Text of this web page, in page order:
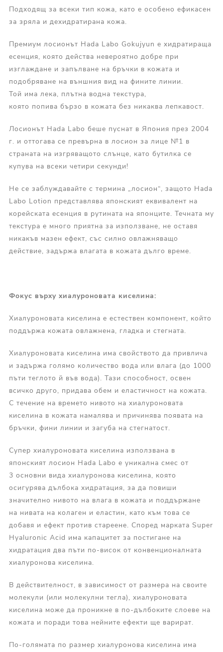
Подходящ за всеки тип кожа, като е особено ефикасен
за зряла и дехидратирана кожа.
Премиум лосионът Hada Labo Gokujyun е хидратираща
есенция, която действа невероятно добре при
изглаждане и запълване на бръчки в кожата и
подобряване на външния вид на фините линии.
Той има лека, плътна водна текстура,
която попива бързо в кожата без никаква лепкавост.
Лосионът Hada Labo беше пуснат в Япония през 2004
г. и оттогава се превърна в лосион за лице №1 в
страната на изгряващото слънце, като бутилка се
купува на всеки четири секунди!
Не се заблуждавайте с термина „лосион“, защото Hada
Labo Lotion представлява японският еквивалент на
корейската есенция в рутината на японците. Течната му
текстура е много приятна за използване, не оставя
никакъв мазен ефект, със силно овлажняващо
действие, задържа влагата в кожата дълго време.
Фокус върху хиалуроновата киселина:
Хиалуроновата киселина е естествен компонент, който
поддържа кожата овлажнена, гладка и стегната.
Хиалуроновата киселина има свойството да привлича
и задържа голямо количество вода или влага (до 1000
пъти теглото й във вода). Тази способност, освен
всичко друго, придава обем и еластичност на кожата.
С течение на времето нивото на хиалуроновата
киселина в кожата намалява и причинява появата на
бръчки, фини линии и загуба на стегнатост.
Супер хиалуроновата киселина използвана в
японският лосион Hada Labo е уникална смес от
3 основни вида хиалуронова киселина, която
осигурява дълбока хидратация, за да повиши
значително нивото на влага в кожата и поддържане
на нивата на колаген и еластин, като към това се
добавя и ефект против стареене. Според марката Super
Hyaluronic Acid има капацитет за постигане на
хидратация два пъти по-висок от конвенционалната
хиалуронова киселина.
В действителност, в зависимост от размера на своите
молекули (или молекулни тегла), хиалуроновата
киселина може да проникне в по-дълбоките слоеве на
кожата и поради това нейните ефекти ще варират.
По-голямата по размер хиалуронова киселина има